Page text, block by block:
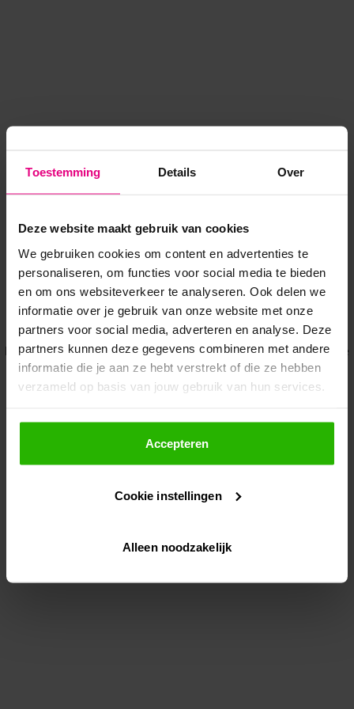
Toestemming Details Over
Deze website maakt gebruik van cookies
We gebruiken cookies om content en advertenties te
personaliseren, om functies voor social media te bieden
en om ons websiteverkeer te analyseren. Ook delen we
informatie over je gebruik van onze website met onze
partners voor social media, adverteren en analyse. Deze
partners kunnen deze gegevens combineren met andere
informatie die je aan ze hebt verstrekt of die ze hebben
verzameld op basis van jouw gebruik van hun services.
Als je op "Accepteer" klikt, dan geef je Voordeeluitjes.nl
toestemming om cookies voor social media en
gepersonaliseerde advertenties te plaatsen.
Lees hier meer over in onsprivacybeleid
Via "Cookie instellingen" kun je ook zelf instellen welke
Accepteren
Cookie instellingen
Alleen noodzakelijk
Application error: a client-side exception has occurred while
loadingwww.voordeeluitjes.nl (see the browser console for more
information).